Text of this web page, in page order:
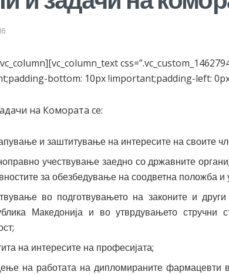
bottom: 10px !important;padding-left:
на Комората се:
и заштитување на интересите на своите
учествување заедно со државните
за обезбедување на соодветна положба
во подготвувањето на законите и
Македонија и во утврдувањето
на интересите на професијата;
на работата на дипломираните фармацевти